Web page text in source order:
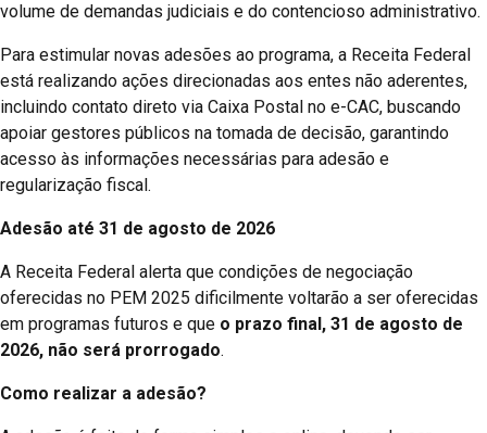
volume de demandas judiciais e do contencioso administrativo.
Para estimular novas adesões ao programa, a Receita Federal
está realizando ações direcionadas aos entes não aderentes,
incluindo contato direto via Caixa Postal no e-CAC, buscando
apoiar gestores públicos na tomada de decisão, garantindo
acesso às informações necessárias para adesão e
regularização fiscal.
Adesão até 31 de agosto de 2026
A Receita Federal alerta que condições de negociação
oferecidas no PEM 2025 dificilmente voltarão a ser oferecidas
em programas futuros e que o prazo final, 31 de agosto de
2026, não será prorrogado.
Como realizar a adesão?